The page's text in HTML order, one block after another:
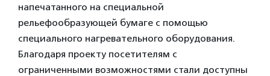
напечатанного на специальной
рельефообразующей бумаге с помощью
специального нагревательного оборудования.
Благодаря проекту посетителям с
ограниченными возможностями стали доступны